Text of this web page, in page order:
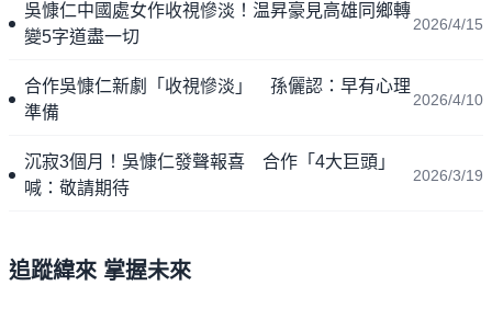
吳慷仁中國處女作收視慘淡！温昇豪見高雄同鄉轉
變5字道盡一切
2026/4/15
合作吳慷仁新劇「收視慘淡」 孫儷認：早有心理
準備
2026/4/10
沉寂3個月！吳慷仁發聲報喜 合作「4大巨頭」
喊：敬請期待
2026/3/19
追蹤緯來 掌握未來